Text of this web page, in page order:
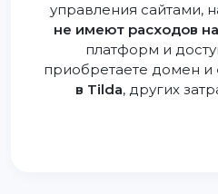
управления сайтами,
не имеют расходов
платформ и
приобретаете домен и
в Tilda, других